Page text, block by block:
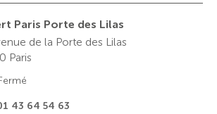
Paris Porte des Lilas
de la Porte des Lilas
Paris
43 64 54 63